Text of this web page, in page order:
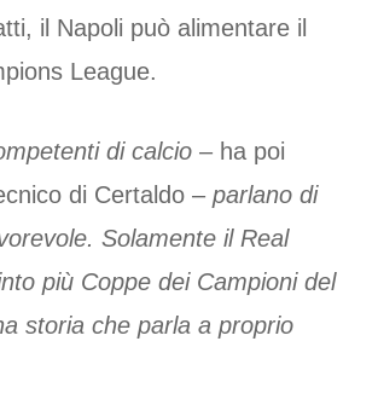
il Napoli può alimentare il
League.
di calcio– ha poi
di Certaldo – parlano di
Solamente il Real
più Coppe dei Campioni del
storia che parla a proprio